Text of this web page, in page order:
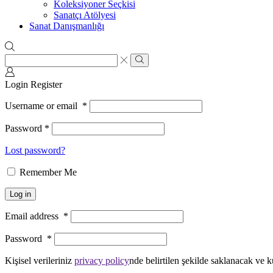
Koleksiyoner Seçkisi
Sanatçı Atölyesi
Sanat Danışmanlığı
Search
input
Search
Login Register
Username or email *
Password *
Lost password?
Remember Me
Log in
Email address *
Password *
Kişisel verileriniz privacy policynde belirtilen şekilde saklanacak ve